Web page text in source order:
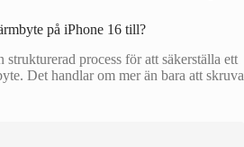
på iPhone 16 till?
process för att säkerställa ett
Det handlar om mer än bara att skruva